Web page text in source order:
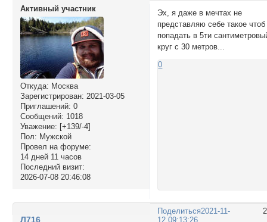
Активный участник
Откуда: Москва
Зарегистрирован: 2021-03-05
Приглашений: 0
Сообщений: 1018
Уважение: [+139/-4]
Пол: Мужской
Провел на форуме:
14 дней 11 часов
Последний визит:
2026-07-08 20:46:08
Эх, я даже в мечтах не
представляю себе такое чтоб
попадать в 5ти
круг с 30 метров...
0
Поделиться2021-11-
12 09:13:26
Л716